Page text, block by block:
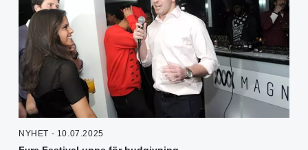
NYHET - 10.07.2025